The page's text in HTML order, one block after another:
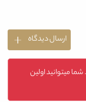
ارسال دیدگاه
اولین